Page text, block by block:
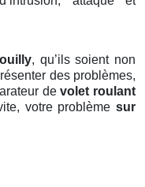
, qu’ils soient non
des problèmes,
devolet roulant
votre problème sur